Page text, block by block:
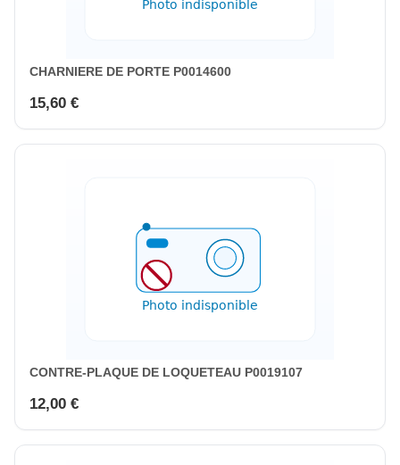
CHARNIERE DE PORTE P0014600
15,60 €
CONTRE-PLAQUE DE LOQUETEAU P0019107
12,00 €